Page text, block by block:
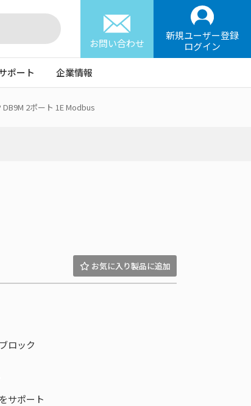
お問い合わせ
新規ユーザー登録
ログイン
ポート 企業情報
2ポート 1E Modbus
ロック
サポート